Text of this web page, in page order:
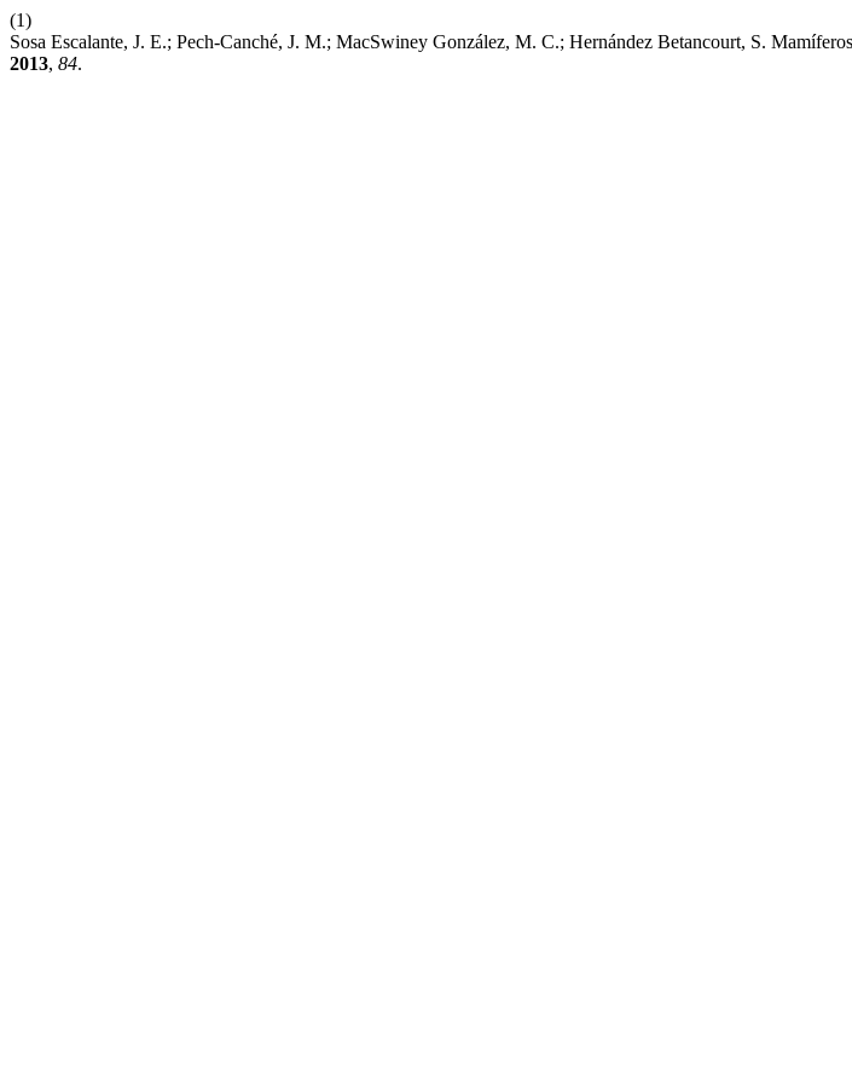
(1)
Sosa Escalante, J. E.; Pech-Canché, J. M.; MacSwiney González, M. C.; Hernández Betancourt, S.
2013, 84.